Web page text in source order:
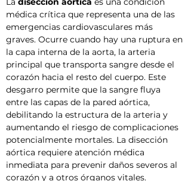
médica crítica que representa una de las
emergencias cardiovasculares más
graves. Ocurre cuando hay una ruptura en
la capa interna de la aorta, la arteria
principal que transporta sangre desde el
corazón hacia el resto del cuerpo. Este
desgarro permite que la sangre fluya
entre las capas de la pared aórtica,
debilitando la estructura de la arteria y
aumentando el riesgo de complicaciones
potencialmente mortales. La disección
aórtica requiere atención médica
inmediata para prevenir daños severos al
corazón y a otros órganos vitales.